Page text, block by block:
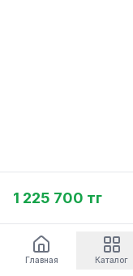
1 225 700 тг
Главная Каталог